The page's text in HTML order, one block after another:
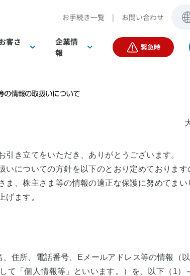
お手続き一覧 | お問い合わせ
電気 インタ
客さ
電気 製品・
企業情
報
IR情報 Daigas
プレスリリース
緊急時
き立てをいただき、ありがとうございます。
いについての方針を以下のとおり定めております
ま、株主さま等の情報の適正な保護に努めてま
げます。
住所、電話番号、Eメールアドレス等の情報（
して「個人情報等」といいます。）を、以下（1）